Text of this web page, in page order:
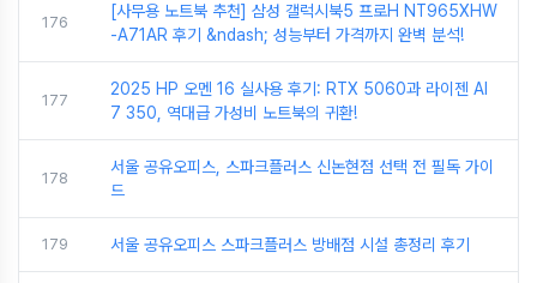
176
[사무용 노트북 추천] 삼성 갤럭시북5 프로H NT965XHW
-A71AR 후기 &ndash; 성능부터 가격까지 완벽 분석!
177
2025 HP 오멘 16 실사용 후기: RTX 5060과 라이젠 AI
7 350, 역대급 가성비 노트북의 귀환!
178
서울 공유오피스, 스파크플러스 신논현점 선택 전 필독 가이
드
179 서울 공유오피스 스파크플러스 방배점 시설 총정리 후기